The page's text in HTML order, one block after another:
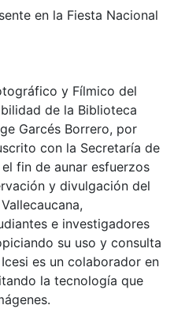
en la Fiesta Nacional
y Fílmico del
de la Biblioteca
Garcés Borrero, por
con la Secretaría de
fin de aunar esfuerzos
y divulgación del
e investigadores
su uso y consulta
es un colaborador en
la tecnología que